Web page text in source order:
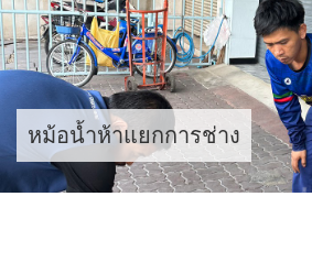
Skip
to
content
หม้อน้ำห้าแยกการช่าง